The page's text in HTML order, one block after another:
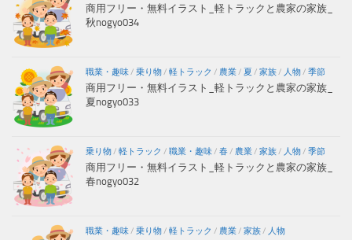
商用フリー・無料イラスト_軽トラックと農家の家族_
秋nogyo034
職業・趣味/ 乗り物/ 軽トラック / 農業/ 夏 / 家族/ 人物/ 季節
商用フリー・無料イラスト_軽トラックと農家の家族_
夏nogyo033
乗り物/ 軽トラック / 職業・趣味/ 春/ 農業/ 家族/ 人物/ 季節
商用フリー・無料イラスト_軽トラックと農家の家族_
春nogyo032
職業・趣味/ 乗り物/ 軽トラック / 農業/ 家族/ 人物